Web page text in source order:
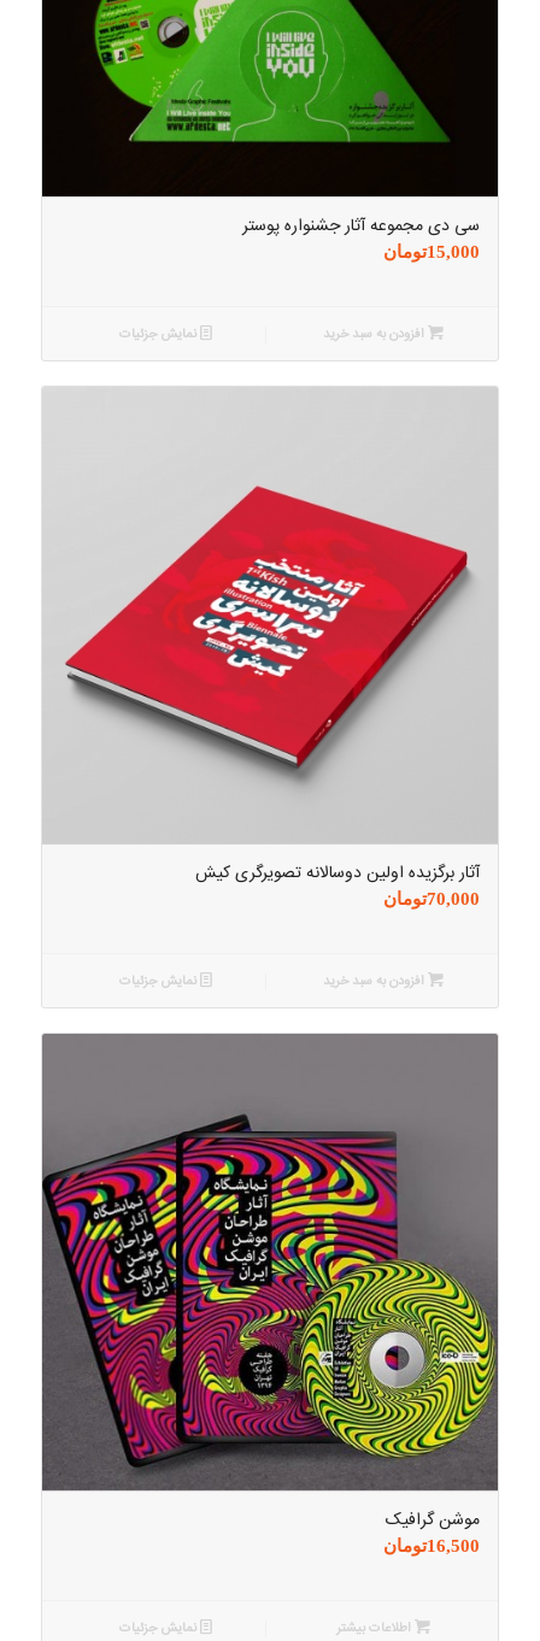
سی دی مجموعه آثار جشنواره پوستر
15,000تومان
افزودن به سبد خرید نمایش جزئیات
آثار برگزیده اولین دوسالانه تصویرگری کیش
70,000تومان
افزودن به سبد خرید نمایش جزئیات
موشن گرافیک
16,500تومان
اطلاعات بیشتر نمایش جزئیات